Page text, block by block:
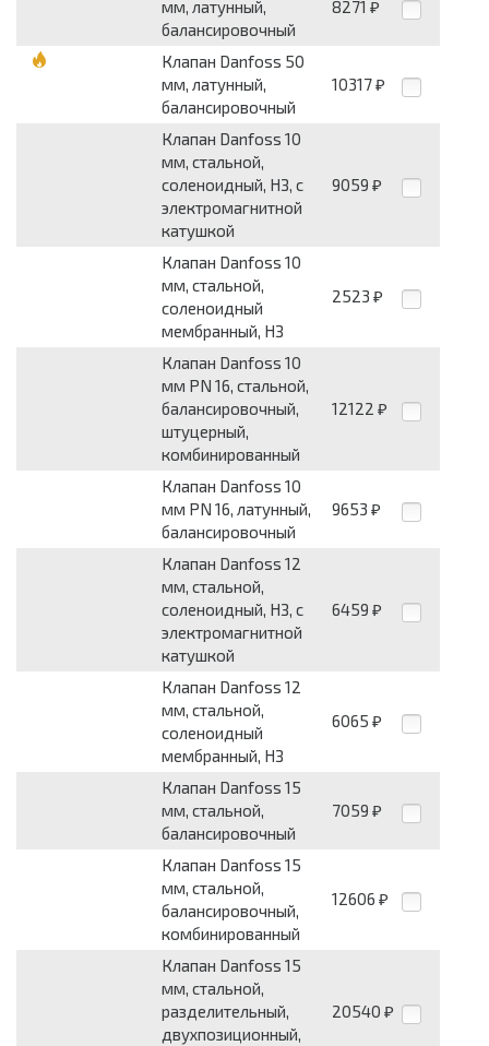
мм, латунный,
балансировочный
8271 ₽
Клапан Danfoss 50
мм, латунный,
балансировочный
10317 ₽
Клапан Danfoss 10
мм, стальной,
соленоидный, НЗ, с
электромагнитной
катушкой
9059 ₽
Клапан Danfoss 10
мм, стальной,
соленоидный
мембранный, НЗ
2523 ₽
Клапан Danfoss 10
мм PN 16, стальной,
балансировочный,
штуцерный,
комбинированный
12122 ₽
Клапан Danfoss 10
мм PN 16, латунный,
балансировочный
9653 ₽
Клапан Danfoss 12
мм, стальной,
соленоидный, НЗ, с
электромагнитной
катушкой
6459 ₽
Клапан Danfoss 12
мм, стальной,
соленоидный
мембранный, НЗ
6065 ₽
Клапан Danfoss 15
мм, стальной,
балансировочный
7059 ₽
Клапан Danfoss 15
мм, стальной,
балансировочный,
комбинированный
12606 ₽
Клапан Danfoss 15
мм, стальной,
разделительный,
двухпозиционный,
20540 ₽